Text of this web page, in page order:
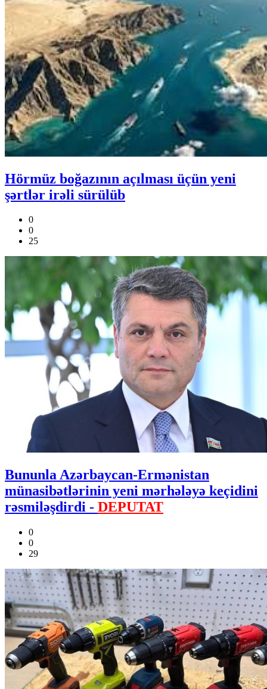
Hörmüz boğazının açılması üçün yeni
şərtlər irəli sürülüb
0
0
25
Bununla Azərbaycan-Ermənistan
münasibətlərinin yeni mərhələyə keçidini
rəsmiləşdirdi - DEPUTAT
0
0
29